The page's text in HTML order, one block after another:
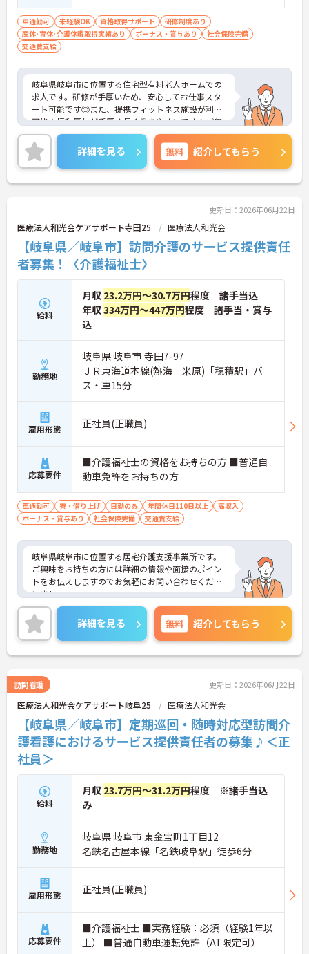
車通勤可 未経験OK 資格取得サポート
研修制度あり
産休･育休･介護休暇取得実績あり
ボーナス・賞与あり
社会保険完備
交通費支給
岐阜県岐阜市に位置する住宅型有料老人ホームでの
求人です。研修が手厚いため、安心してお仕事スタ
ート可能です◎また、提携フィットネス施設が利用
可能★福利厚生が手厚く長く働きやすいです！ご興
味のある方には、面接対策ポイントなど、さらに詳
細をご案内しますのでお気軽にご相談ください！
詳細を見る 無料 紹介してもらう
更新日：2026年06月22日
医療法人和光会ケアサポート寺田25 医療法人和光会
【岐阜県／岐阜市】訪問介護のサービス提供責任
者募集！〈介護福祉士〉
給料
月収 23.2万円～30.7万円程度 諸手当込
年収334万円～447万円程度 諸手当・賞与
込
勤務地
岐阜県 岐阜市 寺田7-97
ＪＲ東海道本線(熱海－米原)「穂積駅」バ
ス・車15分
雇用形態 正社員(正職員)
応募要件
■介護福祉士の資格をお持ちの方 ■普通自
動車免許をお持ちの方
車通勤可 寮・借り上げ 日勤のみ 年間休日110日以上
高収入
ボーナス・賞与あり
社会保険完備 交通費支給
岐阜県岐阜市に位置する居宅介護支援事業所です。
ご興味をお持ちの方には詳細の情報や面接のポイン
トをお伝えしますのでお気軽にお問い合わせくださ
いませ。
詳細を見る 無料 紹介してもらう
訪問看護 更新日：2026年06月22日
医療法人和光会ケアサポート岐阜25 医療法人和光会
【岐阜県／岐阜市】定期巡回・随時対応型訪問介
護看護におけるサービス提供責任者の募集♪＜正
社員＞
給料
月収 23.7万円～31.2万円程度 ※諸手当込
み
勤務地
岐阜県 岐阜市 東金宝町1丁目12
名鉄名古屋本線「名鉄岐阜駅」徒歩6分
雇用形態 正社員(正職員)
応募要件
■介護福祉士 ■実務経験：必須（経験1年以
上） ■普通自動車運転免許（AT限定可）